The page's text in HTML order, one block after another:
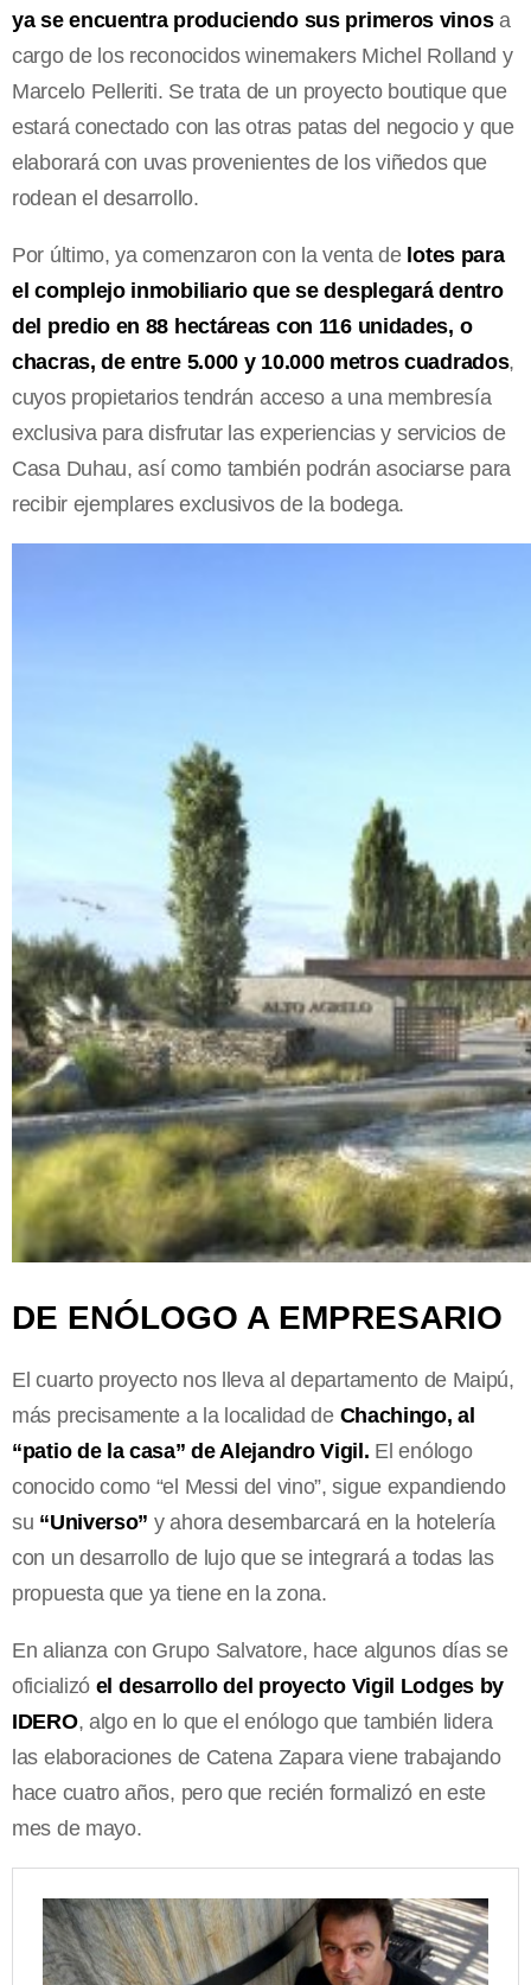
ya se encuentra produciendo sus primeros vinosa
cargo de los reconocidos winemakers Michel Rolland y
Marcelo Pelleriti. Se trata de un proyecto boutique que
estará conectado con las otras patas del negocio y que
elaborará con uvas provenientes de los viñedos que
rodean el desarrollo.
Por último, ya comenzaron con la venta de lotes para
el complejo inmobiliario que se desplegará dentro
del predio en 88 hectáreas con 116 unidades, o
chacras, de entre 5.000 y 10.000 metros cuadrados,
cuyos propietarios tendrán acceso a una membresía
exclusiva para disfrutar las experiencias y servicios de
Casa Duhau, así como también podrán asociarse para
recibir ejemplares exclusivos de la bodega.
DE ENÓLOGO A EMPRESARIO
El cuarto proyecto nos lleva al departamento de Maipú,
más precisamente a la localidad de Chachingo, al
“patio de la casa” de Alejandro Vigil. El enólogo
conocido como “el Messi del vino”, sigue expandiendo
su “Universo” y ahora desembarcará en la hotelería
con un desarrollo de lujo que se integrará a todas las
propuesta que ya tiene en la zona.
En alianza con Grupo Salvatore, hace algunos días se
oficializó el desarrollo del proyecto Vigil Lodges by
IDERO, algo en lo que el enólogo que también lidera
las elaboraciones de Catena Zapara viene trabajando
hace cuatro años, pero que recién formalizó en este
mes de mayo.